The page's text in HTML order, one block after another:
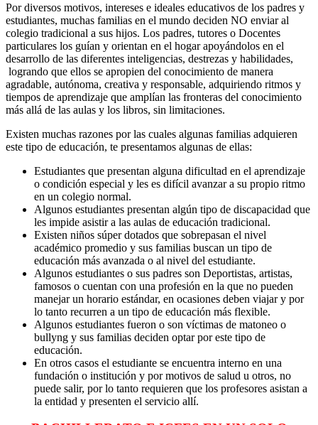
Por diversos motivos, intereses e ideales educativos de los padres y
estudiantes, muchas familias en el mundo deciden NO enviar al
colegio tradicional a sus hijos. Los padres, tutores o Docentes
particulares los guían y orientan en el hogar apoyándolos en el
desarrollo de las diferentes inteligencias, destrezas y habilidades,
logrando que ellos se apropien del conocimiento de manera
agradable, autónoma, creativa y responsable, adquiriendo ritmos y
tiempos de aprendizaje que amplían las fronteras del conocimiento
más allá de las aulas y los libros, sin limitaciones.
Existen muchas razones por las cuales algunas familias adquieren
este tipo de educación, te presentamos algunas de ellas:
Estudiantes que presentan alguna dificultad en el aprendizaje
o condición especial y les es difícil avanzar a su propio ritmo
en un colegio normal.
Algunos estudiantes presentan algún tipo de discapacidad que
les impide asistir a las aulas de educación tradicional.
Existen niños súper dotados que sobrepasan el nivel
académico promedio y sus familias buscan un tipo de
educación más avanzada o al nivel del estudiante.
Algunos estudiantes o sus padres son Deportistas, artistas,
famosos o cuentan con una profesión en la que no pueden
manejar un horario estándar, en ocasiones deben viajar y por
lo tanto recurren a un tipo de educación más flexible.
Algunos estudiantes fueron o son víctimas de matoneo o
bullyng y sus familias deciden optar por este tipo de
educación.
En otros casos el estudiante se encuentra interno en una
fundación o institución y por motivos de salud u otros, no
puede salir, por lo tanto requieren que los profesores asistan a
la entidad y presenten el servicio allí.